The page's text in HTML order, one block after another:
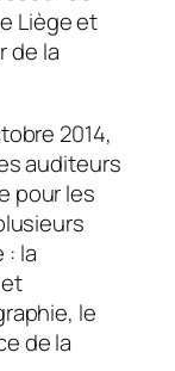
Liège et
de la
2014,
auditeurs
pour les
: la
le
de la